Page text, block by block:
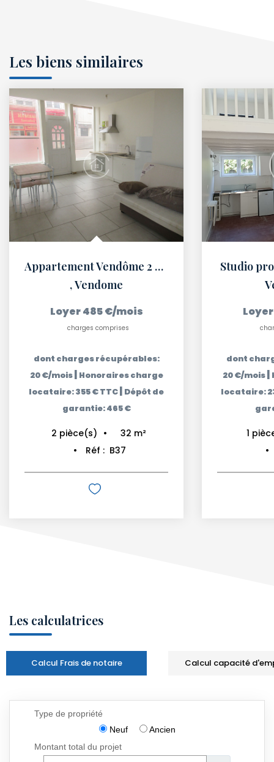
Les biens similaires
Appartement Vendôme 2 pièces 32.27 m2
,Vendome
Loyer 485 €/mois
charges comprises
dont charges récupérables:
20 €/mois| Honoraires charge
locataire: 355 € TTC| Dépôt de
garantie: 465 €
2 pièce(s) 32 m²
Réf : B37
Studio
dont
20 €/mois|
locataire:
1
Les calculatrices
Calcul Frais de notaire Calcul capacité